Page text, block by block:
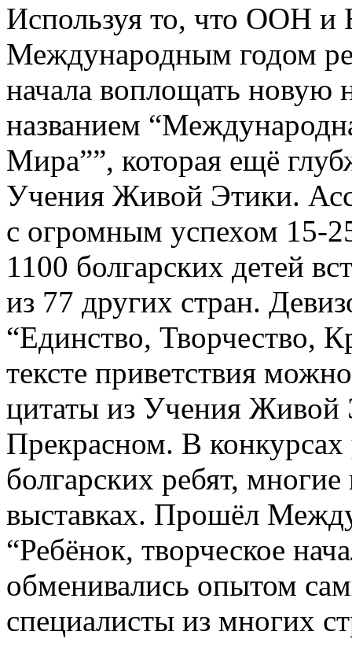
Используя то, что ООН
Международным годом
начала воплощать новую
названием
Мира””, которая ещё
Учения Живой Этики.
с огромным успехом 15-
1100 болгарских детей
из 77 других стран.
“Единство, Творчество,
тексте приветствия
цитаты из Учения Живой
Прекрасном. В конкурсах
болгарских ребят,
выставках. Прошёл
“Ребёнок, творческое
обменивались опытом
специалисты из многих